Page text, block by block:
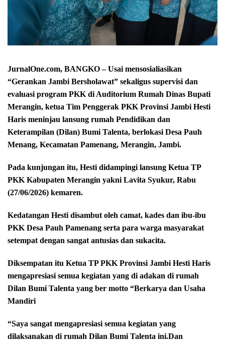
JurnalOne.com, BANGKO – Usai mensosialiasikan
“Gerankan Jambi Bersholawat” sekaligus supervisi dan
evaluasi program PKK di Auditorium Rumah Dinas Bupati
Merangin, ketua Tim Penggerak PKK Provinsi Jambi Hesti
Haris meninjau lansung rumah Pendidikan dan
Keterampilan (Dilan) Bumi Talenta, berlokasi Desa Pauh
Menang, Kecamatan Pamenang, Merangin, Jambi.
Pada kunjungan itu, Hesti didampingi lansung Ketua TP
PKK Kabupaten Merangin yakni Lavita Syukur, Rabu
(27/06/2026) kemaren.
Kedatangan Hesti disambut oleh camat, kades dan ibu-ibu
PKK Desa Pauh Pamenang serta para warga masyarakat
setempat dengan sangat antusias dan sukacita.
Diksempatan itu Ketua TP PKK Provinsi Jambi Hesti Haris
mengapresiasi semua kegiatan yang di adakan di rumah
Dilan Bumi Talenta yang ber motto “Berkarya dan Usaha
Mandiri
“Saya sangat mengapresiasi semua kegiatan yang
dilaksanakan di rumah Dilan Bumi Talenta ini.Dan